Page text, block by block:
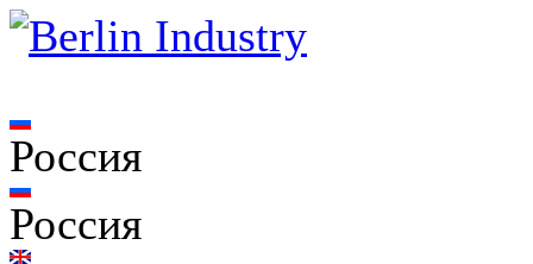
Россия
Россия